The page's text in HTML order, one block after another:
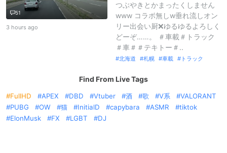
51
3 hours ago
つぶやきとかまったくしません
www コラボ無しw垂れ流しオン
リー出会い厨❌ゆるゆるよろしく
どーぞ……。 ＃車載＃トラック
＃車＃＃テキトー＃..
北海道 札幌 車載 トラック
Find From Live Tags
FullHD APEX DBD Vtuber 酒 歌 V系
VALORANT
PUBG
OW 猫 InitialD capybara ASMR
tiktok
ElonMusk
FX LGBT DJ